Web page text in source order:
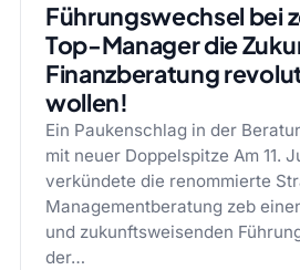
Führungswechsel bei
Top-Manager die
Finanzberatung
wollen!
Ein Paukenschlag in der
mit neuer Doppelspitze Am 11.
verkündete die renommierte
Managementberatung zeb
und zukunftsweisenden
der…